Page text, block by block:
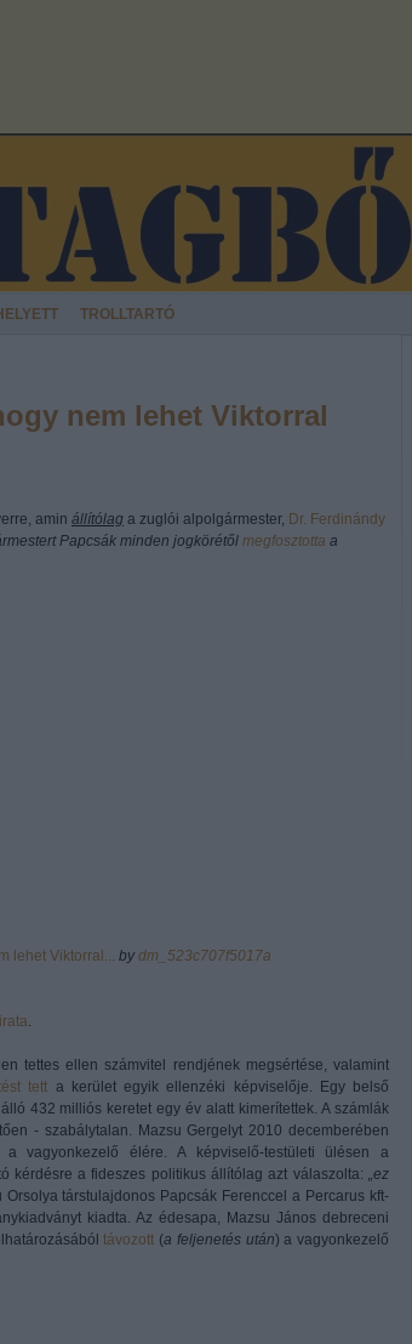
TROLLTARTÓ
nem lehet Viktorral
amin állítólag a zuglói alpolgármester, Dr. Ferdinándy
Papcsák minden jogkörétől megfosztotta a
lehet Viktorral... by dm_523c707f5017a
.
tettes ellen számvitel rendjének megsértése, valamint
tett a kerület egyik ellenzéki képviselője. Egy belső
432 milliós keretet egy év alatt kimerítettek. A számlák
- szabálytalan. Mazsu Gergelyt 2010 decemberében
vagyonkezelő élére. A képviselő-testületi ülésen a
kérdésre a fideszes politikus állítólag azt válaszolta: „ez
társtulajdonos Papcsák Ferenccel a Percarus kft-
kiadta. Az édesapa, Mazsu János debreceni
távozott (a feljenetés után) a vagyonkezelő